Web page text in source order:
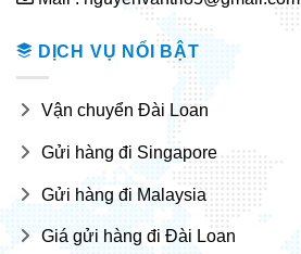
DỊCH VỤ NỔI BẬT
Vận chuyển Đài Loan
Gửi hàng đi Singapore
Gửi hàng đi Malaysia
Giá gửi hàng đi Đài Loan